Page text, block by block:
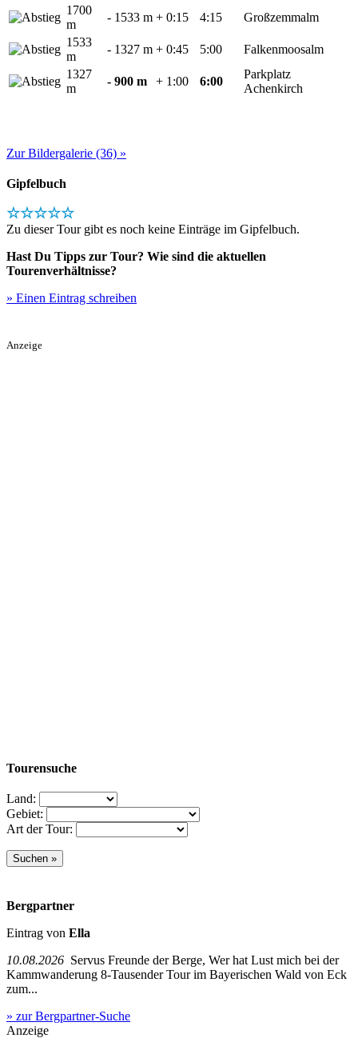
1700
m
- 1533 m + 0:15 4:15
Großzemmalm
1533
m
- 1327 m + 0:45 5:00
Falkenmoosalm
1327
m
- 900 m + 1:00 6:00
Parkplatz
Achenkirch
Zur Bildergalerie (36) »
Gipfelbuch
☆☆☆☆☆
Zu dieser Tour gibt es noch keine Einträge im Gipfelbuch.
Hast Du Tipps zur Tour? Wie sind die aktuellen
Tourenverhältnisse?
» Einen Eintrag schreiben
Anzeige
Tourensuche
Land:
Gebiet:
Art der Tour:
Bergpartner
Eintrag von Ella
10.08.2026 Servus Freunde der Berge, Wer hat Lust mich bei der
Kammwanderung 8-Tausender Tour im Bayerischen Wald von Eck
zum...
» zur Bergpartner-Suche
Anzeige